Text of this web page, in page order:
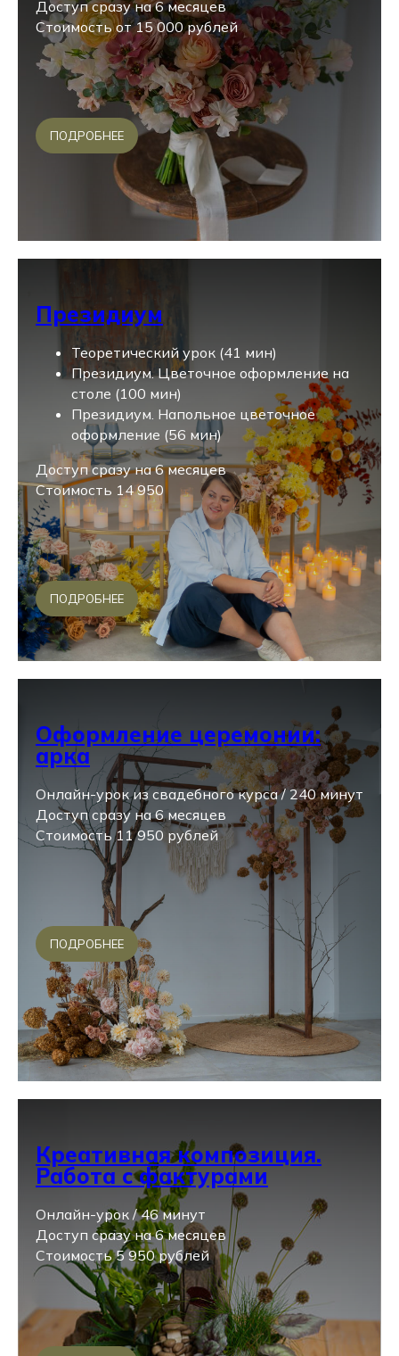
Доступ сразу на 6 месяцев
Стоимость от 15 000 рублей
ПОДРОБНЕЕ
Президиум
Теоретический урок (41 мин)
Президиум. Цветочное оформление на
столе (100 мин)
Президиум. Напольное цветочное
оформление (56 мин)
Доступ сразу на 6 месяцев
Стоимость 14 950
ПОДРОБНЕЕ
Оформление церемонии:
арка
Онлайн-урок из свадебного курса / 240 минут
Доступ сразу на 6 месяцев
Стоимость 11 950 рублей
ПОДРОБНЕЕ
Креативная композиция.
Работа с фактурами
Онлайн-урок / 46 минут
Доступ сразу на 6 месяцев
Стоимость 5 950 рублей